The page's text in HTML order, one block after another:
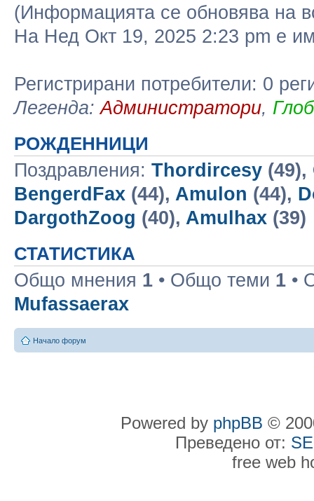
(Информацията се обновява на
На Нед Окт 19, 2025 2:23 pm е
Регистрирани потребители: 0
Легенда:Администратори,
РОЖДЕННИЦИ
Поздравления: Thordircesy (49),
BengerdFax (44), Amulon (44),
DargothZoog (40), Amulhax (39)
СТАТИСТИКА
Общо мнения 1 • Общо теми 1 •
Mufassaerax
Начало форум
Powered by phpBB ©
Преведено от:
free web